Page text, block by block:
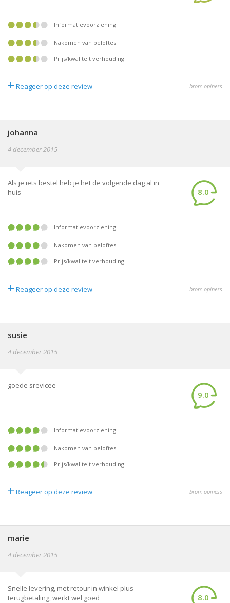
informatievoorziening
nakomen van beloftes
prijs/kwaliteit verhouding
+ Reageer op deze review bron: opiness
johanna
4 december 2015
Als je iets bestel heb je het de volgende dag al in
huis
8.0
informatievoorziening
nakomen van beloftes
prijs/kwaliteit verhouding
+ Reageer op deze review bron: opiness
susie
4 december 2015
goede srevicee
9.0
informatievoorziening
nakomen van beloftes
prijs/kwaliteit verhouding
+ Reageer op deze review bron: opiness
marie
4 december 2015
Snelle levering, met retour in winkel plus
terugbetaling, werkt wel goed
8.0